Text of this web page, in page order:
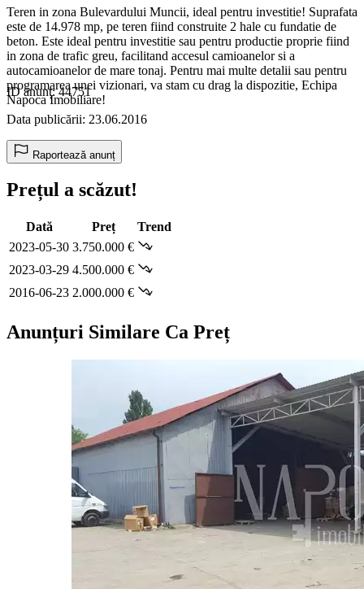
Teren in zona Bulevardului Muncii, ideal pentru investitie! Suprafata
este de 14.978 mp, pe teren fiind construite 2 hale cu fundatie de
beton. Este ideal pentru investitie sau pentru productie proprie fiind
in zona de trafic greu, facilitand accesul camioanelor si a
autocamioanelor de mare tonaj. Pentru mai multe detalii sau pentru
programarea unei vizionari, va stam cu drag la dispozitie, Echipa
Napoca Imobiliare!
ID anunț: 44751
Data publicării: 23.06.2016
Raportează anunț
Prețul a scăzut!
Dată Preț
Trend
2023-05-30 3.750.000 €
2023-03-29 4.500.000 €
2016-06-23 2.000.000 €
Anunțuri Similare Ca Preț